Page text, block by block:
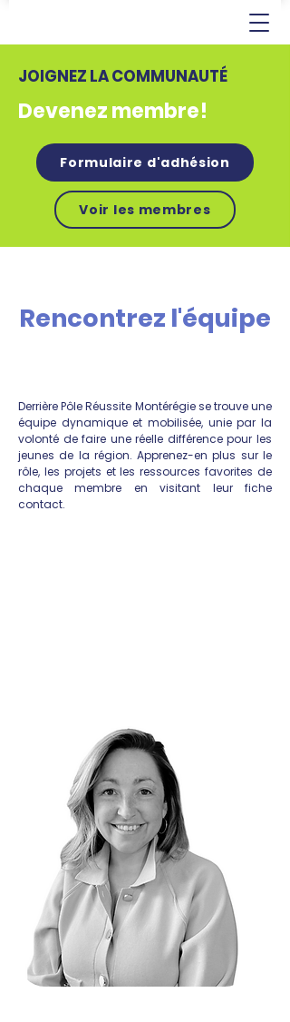
JOIGNEZ LA COMMUNAUTÉ
Devenez membre!
Formulaire d'adhésion
Voir les membres
Rencontrez l'équipe
Derrière Pôle Réussite Montérégie se trouve une
équipe dynamique et mobilisée, unie par la
volonté de faire une réelle différence pour les
jeunes de la région. Apprenez-en plus sur le
rôle, les projets et les ressources favorites de
chaque membre en visitant leur fiche
contact.